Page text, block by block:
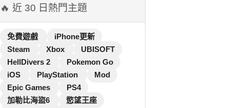
🔥 近 30 日熱門主題
免費遊戲
iPhone更新
Steam
Xbox
UBISOFT
HellDivers 2
Pokemon Go
iOS
PlayStation
Mod
Epic Games
PS4
加勒比海盜6
慾望王座